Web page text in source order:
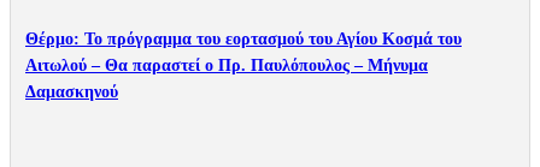
Θέρμο: Το πρόγραμμα του εορτασμού του Αγίου Κοσμά του
Αιτωλού – Θα παραστεί ο Πρ. Παυλόπουλος – Mήνυμα
Δαμασκηνού